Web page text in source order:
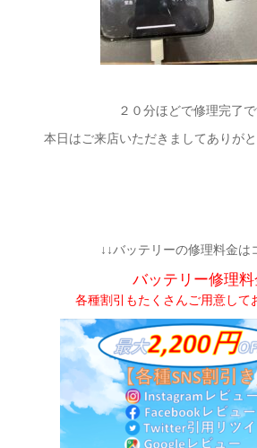
２０分ほどで修理完了
本日はご来店いただきましてありがと
↓↓バッテリーの修理料金は
バッテリー修理料
各種割引もたくさんご用意して